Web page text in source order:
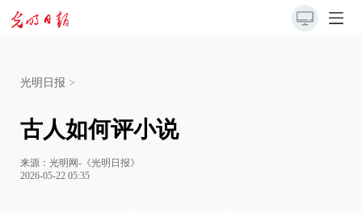
光明日报 >
古人如何评小说
来源： 光明网-《光明日报》
2026-05-22 05:35